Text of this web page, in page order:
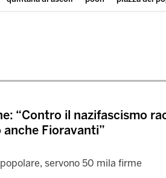
“Contro il nazifascismo
Fioravanti”
servono 50 mila firme